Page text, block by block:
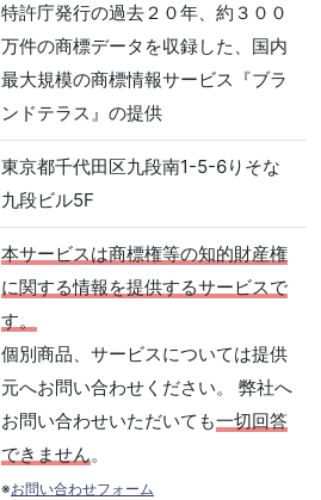
特許庁発行の過去２０年、約３００
万件の商標データを収録した、国内
最大規模の商標情報サービス『ブラ
ンドテラス』の提供
東京都千代田区九段南1-5-6りそな
九段ビル5F
本サービスは商標権等の知的財産権
に関する情報を提供するサービスで
す。
個別商品、サービスについては提供
元へお問い合わせください。 弊社へ
お問い合わせいただいても一切回答
できません。
※お問い合わせフォーム